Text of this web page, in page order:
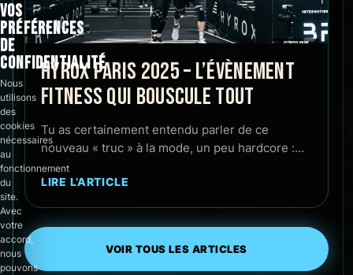
HYROX PARIS 2025 – L’ÉVÈNEMENT
FITNESS QUI BOUSCULE TOUT
Tu as certainement entendu parler de ce
nouveau « truc » à la mode, un peu hardcore :…
LIRE L’ARTICLE
VOIR TOUS LES ARTICLES
VOS
PRÉFÉRENCES
DE
CONFIDENTIALITÉ
Nous
utilisons
des
cookies
nécessaires
au
fonctionnement
du
site.
Avec
votre
accord,
nous
pouvons